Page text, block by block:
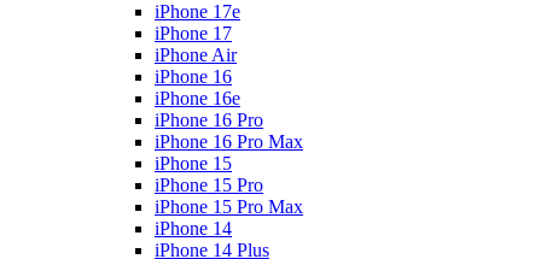
iPhone 17e
iPhone 17
iPhone Air
iPhone 16
iPhone 16e
iPhone 16 Pro
iPhone 16 Pro Max
iPhone 15
iPhone 15 Pro
iPhone 15 Pro Max
iPhone 14
iPhone 14 Plus